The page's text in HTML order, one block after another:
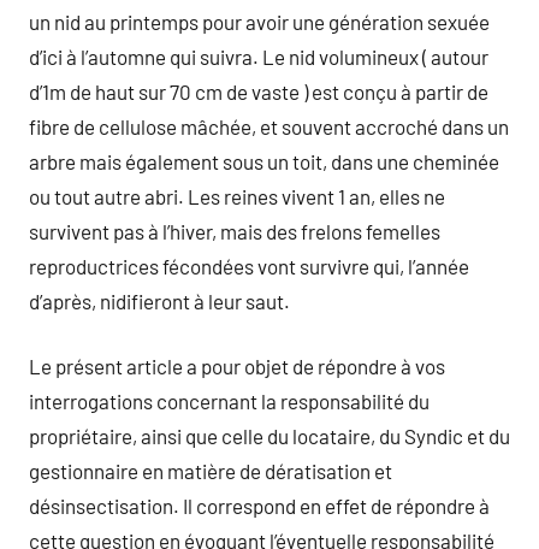
un nid au printemps pour avoir une génération sexuée
d’ici à l’automne qui suivra. Le nid volumineux ( autour
d’1m de haut sur 70 cm de vaste ) est conçu à partir de
fibre de cellulose mâchée, et souvent accroché dans un
arbre mais également sous un toit, dans une cheminée
ou tout autre abri. Les reines vivent 1 an, elles ne
survivent pas à l’hiver, mais des frelons femelles
reproductrices fécondées vont survivre qui, l’année
d’après, nidifieront à leur saut.
Le présent article a pour objet de répondre à vos
interrogations concernant la responsabilité du
propriétaire, ainsi que celle du locataire, du Syndic et du
gestionnaire en matière de dératisation et
désinsectisation. Il correspond en effet de répondre à
cette question en évoquant l’éventuelle responsabilité